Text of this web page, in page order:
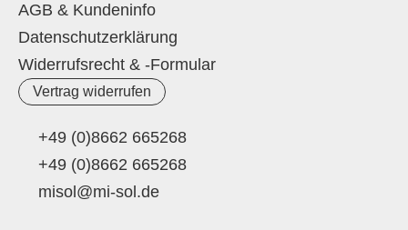
AGB & Kundeninfo
Datenschutzerklärung
Widerrufsrecht & -Formular
Vertrag widerrufen
+49 (0)8662 665268
+49 (0)8662 665268
misol@mi-sol.de